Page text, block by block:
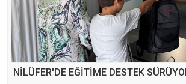
NİLÜFER'DE EĞİTİME DESTEK